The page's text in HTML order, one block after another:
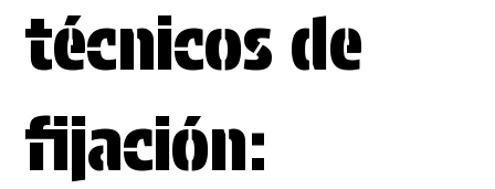
técnicos de
fijación: